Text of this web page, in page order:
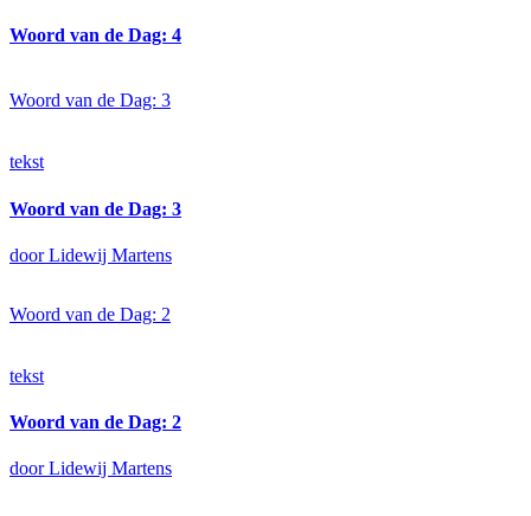
Woord van de Dag: 4
Woord van de Dag: 3
tekst
Woord van de Dag: 3
door Lidewij Martens
Woord van de Dag: 2
tekst
Woord van de Dag: 2
door Lidewij Martens